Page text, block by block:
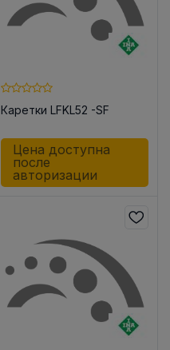
Каретки LFKL52 -SF
Цена доступна
после
авторизации